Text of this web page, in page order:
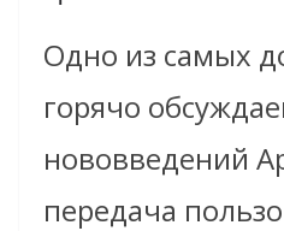
Одно из самых
горячо
нововведений
передача